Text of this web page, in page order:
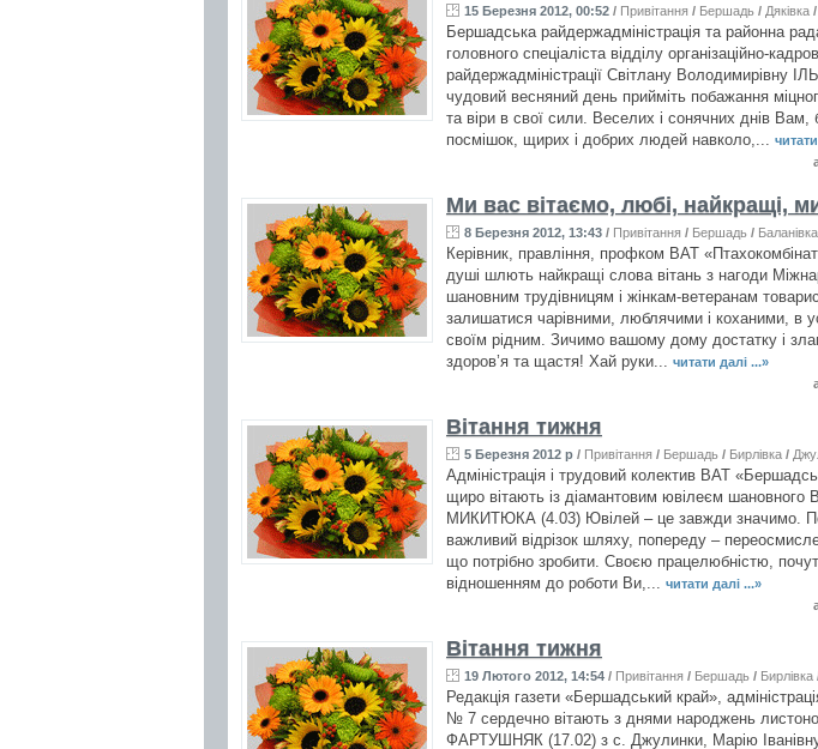
15 Березня 2012, 00:52 / Привітання / Бершадь / Дяківка /
Бершадська райдержадміністрація та районна
головного спеціаліста відділу організаційно-
райдержадміністрації Світлану Володимирівну
чудовий весняний день прийміть побажання
та віри в свої сили. Веселих і сонячних днів Вам,
посмішок, щирих і добрих людей навколо,...
Ми вас вітаємо, любі, найкращі,
8 Березня 2012, 13:43 / Привітання / Бершадь / Баланівка
Керівник, правління, профком ВАТ
душі шлють найкращі слова вітань з нагоди
шановним трудівницям і жінкам-ветеранам
залишатися чарівними, люблячими і коханими, в
своїм рідним. Зичимо вашому дому достатку і
здоров’я та щастя! Хай руки... читати далі ...»
Вітання тижня
5 Березня 2012 р / Привітання / Бершадь / Бирлівка /
Адміністрація і трудовий колектив ВАТ
щиро вітають із діамантовим ювілеєм
МИКИТЮКА (4.03) Ювілей – це завжди значимо.
важливий відрізок шляху, попереду –
що потрібно зробити. Своєю працелюбністю,
відношенням до роботи Ви,... читати далі ...»
Вітання тижня
19 Лютого 2012, 14:54 / Привітання / Бершадь / Бирлівка
Редакція газети «Бершадський край»,
№ 7 сердечно вітають з днями народжень
ФАРТУШНЯК (17.02) з с. Джулинки, Марію